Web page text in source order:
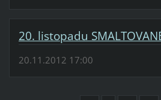
20. listopadu
20.11.2012 17:00